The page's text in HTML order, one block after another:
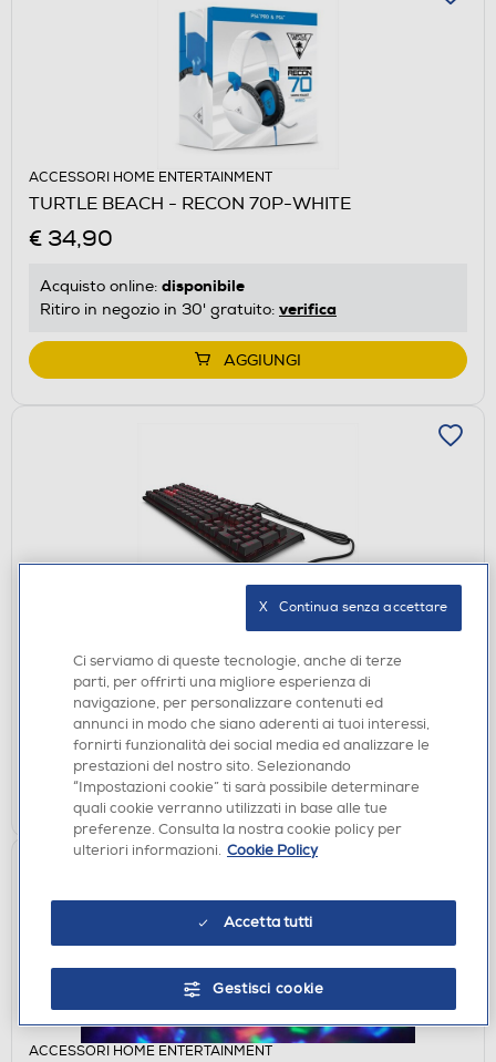
ACCESSORI HOME ENTERTAINMENT
TURTLE BEACH - RECON 70P-WHITE
€ 34,90
Acquisto online: disponibile
Ritiro in negozio in 30' gratuito: verifica
AGGIUNGI
DISPONIBILE SOLO IN NEGOZIO
Acquisto online:non disponibile
Ritiro in negozio in 30' gratuito:verifica
CERCA NEGOZIO
ACCESSORI HOME ENTERTAINMENT
Ci serviamo di queste tecnologie, anche di terze
parti, per offrirti una migliore esperienza di
navigazione, per personalizzare contenuti ed
annunci in modo che siano aderenti ai tuoi interessi,
fornirti funzionalità dei social media ed analizzare le
prestazioni del nostro sito. Selezionando
“Impostazioni cookie” ti sarà possibile determinare
quali cookie verranno utilizzati in base alle tue
preferenze. Consulta la nostra cookie policy per
ulteriori informazioni. Cookie Policy
Accetta tutti
Gestisci cookie
X   Continua senza accettare